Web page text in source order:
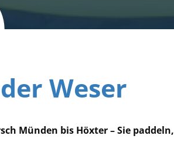
Weser
Münden bis Höxter – Sie paddeln,